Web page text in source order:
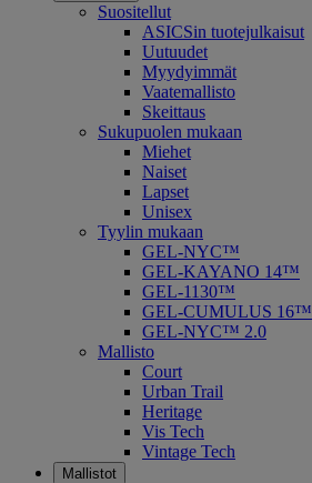
Suositellut
ASICSin tuotejulkaisut
Uutuudet
Myydyimmät
Vaatemallisto
Skeittaus
Sukupuolen mukaan
Miehet
Naiset
Lapset
Unisex
Tyylin mukaan
GEL-NYC™
GEL-KAYANO 14™
GEL-1130™
GEL-CUMULUS 16™
GEL-NYC™ 2.0
Mallisto
Court
Urban Trail
Heritage
Vis Tech
Vintage Tech
Mallistot